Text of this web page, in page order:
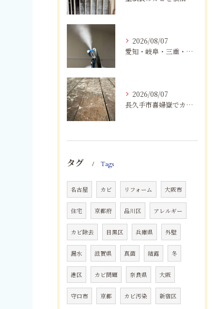
2026/08/07
愛知・岐阜・三重・静岡でカビアレルギーにお悩みの方へ｜MIST工法®による安全なカビ対策と健康な住まいづくり
2026/08/07
長久手市喜婦嶽でカビに悩んだら｜住宅の湿気対策とプロによる解決方法
タグ Tags
名古屋 カビ リフォーム 大阪市
住宅 京都府 品川区 アレルギー
カビ除去 目黒区 兵庫県 外壁
漏水 滋賀県 真菌 結露 冬
港区 カビ問題 奈良県 大阪
守口市 京都 カビ汚染 新宿区